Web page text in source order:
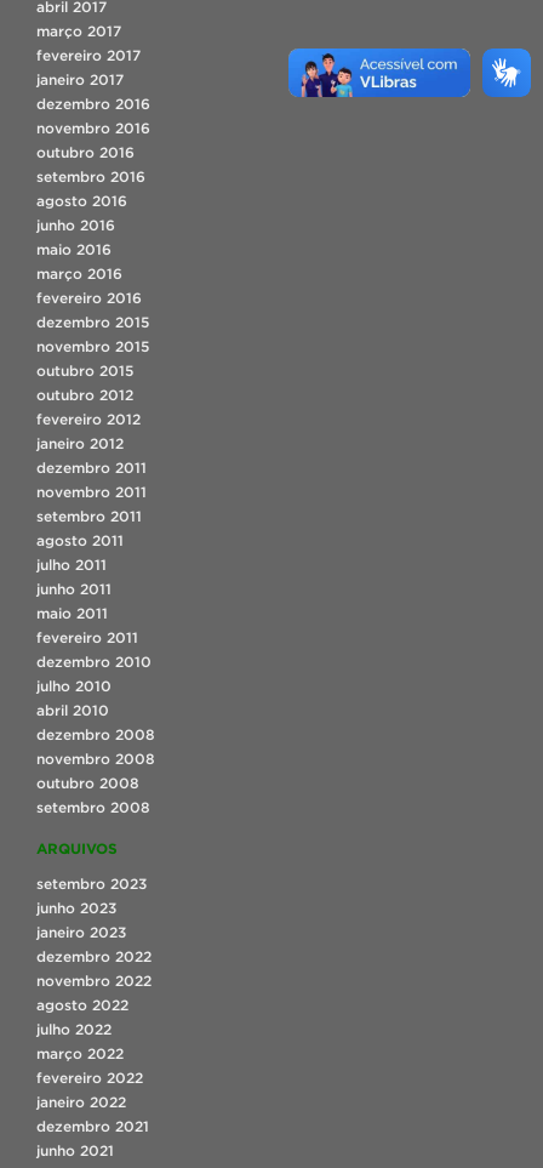
abril 2017
março 2017
fevereiro 2017
janeiro 2017
dezembro 2016
novembro 2016
outubro 2016
setembro 2016
agosto 2016
junho 2016
maio 2016
março 2016
fevereiro 2016
dezembro 2015
novembro 2015
outubro 2015
outubro 2012
fevereiro 2012
janeiro 2012
dezembro 2011
novembro 2011
setembro 2011
agosto 2011
julho 2011
junho 2011
maio 2011
fevereiro 2011
dezembro 2010
julho 2010
abril 2010
dezembro 2008
novembro 2008
outubro 2008
setembro 2008
ARQUIVOS
setembro 2023
junho 2023
janeiro 2023
dezembro 2022
novembro 2022
agosto 2022
julho 2022
março 2022
fevereiro 2022
janeiro 2022
dezembro 2021
junho 2021